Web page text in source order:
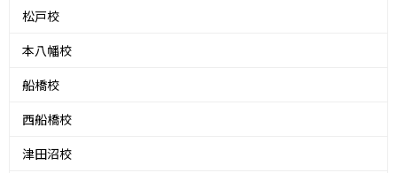
松戸校
本八幡校
船橋校
西船橋校
津田沼校